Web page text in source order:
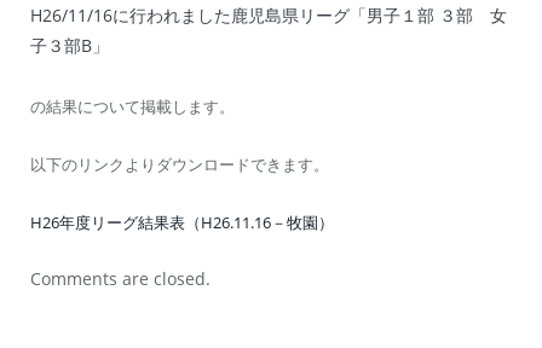
H26/11/16に行われました鹿児島県リーグ「男子１部 ３部 女
子３部B」
の結果について掲載します。
以下のリンクよりダウンロードできます。
H26年度リーグ結果表（H26.11.16－牧園）
Comments are closed.